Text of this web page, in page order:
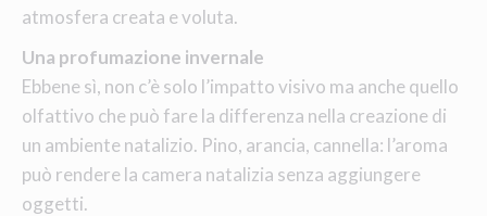
atmosfera creata e voluta.
Una profumazione invernale
Ebbene sì, non c’è solo l’impatto visivo ma anche quello
olfattivo che può fare la differenza nella creazione di
un ambiente natalizio. Pino, arancia, cannella: l’aroma
può rendere la camera natalizia senza aggiungere
oggetti.